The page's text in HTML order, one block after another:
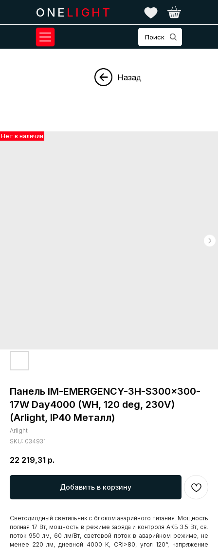
Поиск
ONE LIGHT
Назад
Панель IM-EMERGENCY-3H-S300x300-
17W Day4000 (WH, 120 deg, 230V)
(Arlight, IP40 Металл)
Arlight
SKU: 034931
22 219,31 р.
Добавить в корзину
Светодиодный светильник с блоком аварийного питания. Мощность
полная 17 Вт, мощность в режиме заряда и контроля АКБ 3.5 Вт, св.
поток 950 лм, 60 лм/Вт, световой поток в аварийном режиме, не
менее 220 лм, дневной 4000 K, CRI>80, угол 120°, напряжение